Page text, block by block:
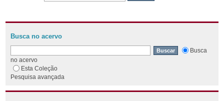
Busca no acervo
Busca
no acervo
Esta Coleção
Pesquisa avançada